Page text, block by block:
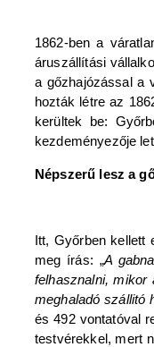
1862-ben a
áruszállítási
a gőzhajózással a
hozták létre az
kerültek be:
kezdeményezője
Népszerű lesz a
Itt, Győrben kellett
meg írás: „A
felhasznalni, mikor
meghaladó szállitó
és 492 vontatóval
testvérekkel, mert